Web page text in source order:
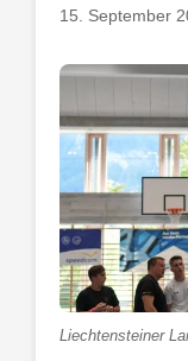
15. September
Liechtensteiner